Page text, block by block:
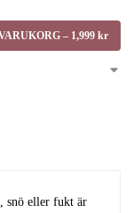
– 1,999 kr
snö eller fukt är